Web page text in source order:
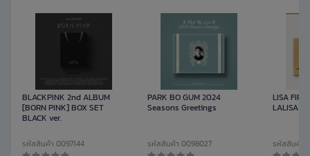
BLACKPINK 2nd ALBUM
[BORN PINK] BOX SET
BLACK ver.
รหัสสินค้า 0097144
PARK BO GUM 2024
Seasons Greetings
รหัสสินค้า 0098027
LISA
LALISA
รหัสสินค้า